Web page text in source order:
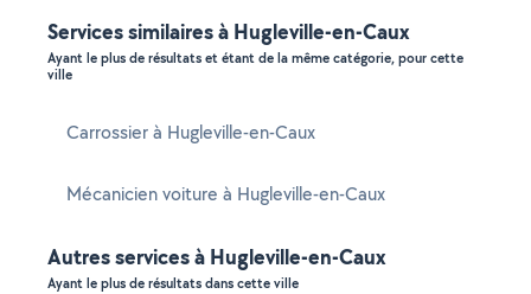
Services similaires à Hugleville-en-Caux
Ayant le plus de résultats et étant de la même catégorie, pour cette
ville
Carrossier à Hugleville-en-Caux
Mécanicien voiture à Hugleville-en-Caux
Autres services à Hugleville-en-Caux
Ayant le plus de résultats dans cette ville